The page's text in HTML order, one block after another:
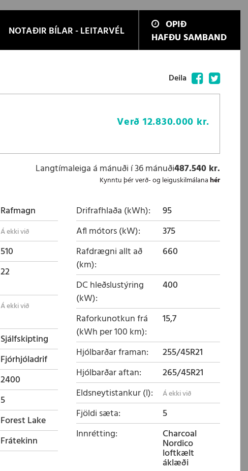
NOTAÐIR BÍLAR - LEITARVÉL
OPIÐ
HAFÐU SAMBAND
Verð 12.830.000 kr.
Langtímaleiga á mánuði í 36 mánuði487.540 kr.
Kynntu þér verð- og leiguskilmálanahér
Rafmagn
510
22
Sjálfskipting
Fjórhjóladrif
2400
5
Forest Lake
Frátekinn
Drifrafhlaða (kWh)
95
Afl mótors (kW)
375
Rafdrægni allt að
(km)
660
DC hleðslustýring
(kW)
400
Raforkunotkun frá
(kWh per 100 km)
15,7
Hjólbarðar framan
255/45R21
Hjólbarðar aftan
265/45R21
Eldsneytistankur (l)
Fjöldi sæta
5
Innrétting
Charcoal
Nordico
loftkælt
áklæði
Deila FacebookTwitter